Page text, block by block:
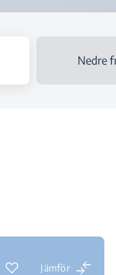
Nedre
Jämför